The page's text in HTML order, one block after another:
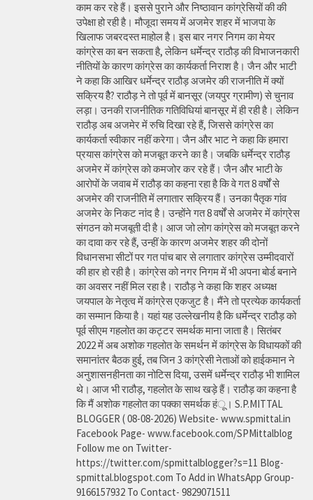
काम कर रहे हैं। इससे पुराने और निष्ठावान कांग्रेसियों की की
उपेक्षा हो रही है। मौजूदा समय में अजमेर शहर में भाजपा के
खिलाफ जबरदस्त माहोल है। इस बार नगर निगम का मेयर
कांग्रेस का बन सकता है, लेकिन धर्मेन्द्र राठौड़ की विभाजनकारी
नीतियों के कारण कांग्रेस का कार्यकर्ता निराश है। जैन और भाटी
ने कहा कि आखिर धर्मेन्द्र राठौड़ अजमेर की राजनीति में क्यों
सक्रिय हैै? राठौड़ ने तो पूर्व में बानसूर (जयपुर ग्रामीण) से चुनाव
लड़ा। उनकी राजनीतिक गतिविधियां बानसूर में ही रही है। लेकिन
राठौड़ अब अजमेर में रुचि दिखा रहे हैं, जिससे कांग्रेस का
कार्यकर्ता स्वीकार नहीं करेगा। जैन और भाट ने कहा कि हमारा
प्रयास कांग्रेस को मजबूत करने का है। जबकि धर्मेन्द्र राठौड़
अजमेर में कांग्रेस को कमजोर कर रहे हैं। जैन और भाटी के
आरोपों के जवाब में राठौड़ का कहना रहा है कि वे गत 8 वर्षों से
अजमेर की राजनीति में लगातार सक्रिय हैं। उनका पैतृक गांव
अजमेर के निकट नांद है। उन्होंने गत 8 वर्षों से अजमेर में कांग्रेस
संगठन को मजबूती दी है। आज जो लोग कांग्रेस को मजबूत करने
का दावा कर रहे हैं, उन्हीं के कारण अजमेर शहर की दोनों
विधानसभा सीटों पर गत पांच बार से लगातार कांग्रेस उम्मीदवारों
की हार हो रही है। कांग्रेस को नगर निगम में भी अपना बोर्ड बनाने
का अवसर नहीं मिल रहा है। राठौड़ ने कहा कि शहर अध्यक्ष
जयपाल के नेतृत्व में कांग्रेस एकजुट है। मैंने तो प्रत्येक कार्यकर्ता
का सम्मान किया है। यहां यह उल्लेखनीय है कि धर्मेन्द्र राठौड़ को
पूर्व सीएम गहलोत का कट्टर समर्थक माना जाता है। सितंबर
2022 में अब अशोक गहलोत के समर्थन में कांग्रेस के विधायकों की
समानांतर बैठक हुई, तब जिन 3 कांग्रेसी नेताओं को हाईकमान ने
अनुशासनहीनता का नोटिस दिया, उसमें धर्मेन्द्र राठौड़ भी शामिल
थे। आज भी राठौड़, गहलोत के साथ खड़े हैं। राठौड़ का कहना है
कि मैं अशोक गहलोत का पक्का समर्थक हंू। S.P.MITTAL
BLOGGER ( 08-08-2026) Website- www.spmittal.in
Facebook Page- www.facebook.com/SPMittalblog
Follow me on Twitter-
https://twitter.com/spmittalblogger?s=11 Blog-
spmittal.blogspot.com To Add in WhatsApp Group-
9166157932 To Contact- 9829071511